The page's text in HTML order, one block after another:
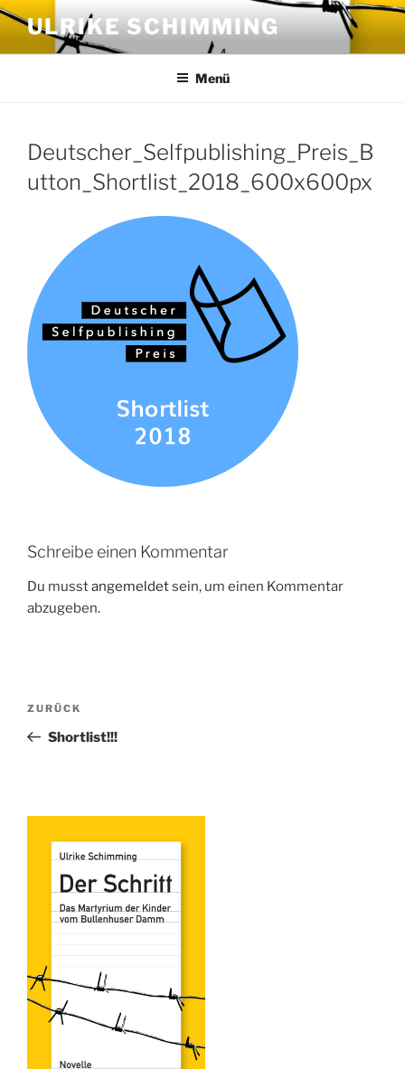
Zum
Inhalt
springen
ULRIKE SCHIMMING
Menü
Deutscher_Selfpublishing_Preis_B
utton_Shortlist_2018_600x600px
Schreibe einen Kommentar
Du musstangemeldetsein, um einen Kommentar
abzugeben.
Beitragsnavigation
Vorheriger
Beitrag
ZURÜCK
Shortlist!!!